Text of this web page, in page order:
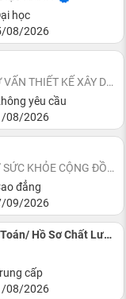
học
08/2026
CÔNG TY TNHH MỘT THÀNH VIÊN TƯ VẤN THIẾT KẾ XÂY DỰNG HOÀNG QUI
yêu cầu
08/2026
TRUNG TÂM NGHIÊN CỨU VÀ HỖ TRỢ SỨC KHỎE CỘNG ĐỒNG
đẳng
09/2026
Kỹ Sư Nội Nghiệp (Làm Hồ Sơ Thanh Toán/ Hồ Sơ Chất Lượng Công Trình Cầu Đường)
cấp
08/2026